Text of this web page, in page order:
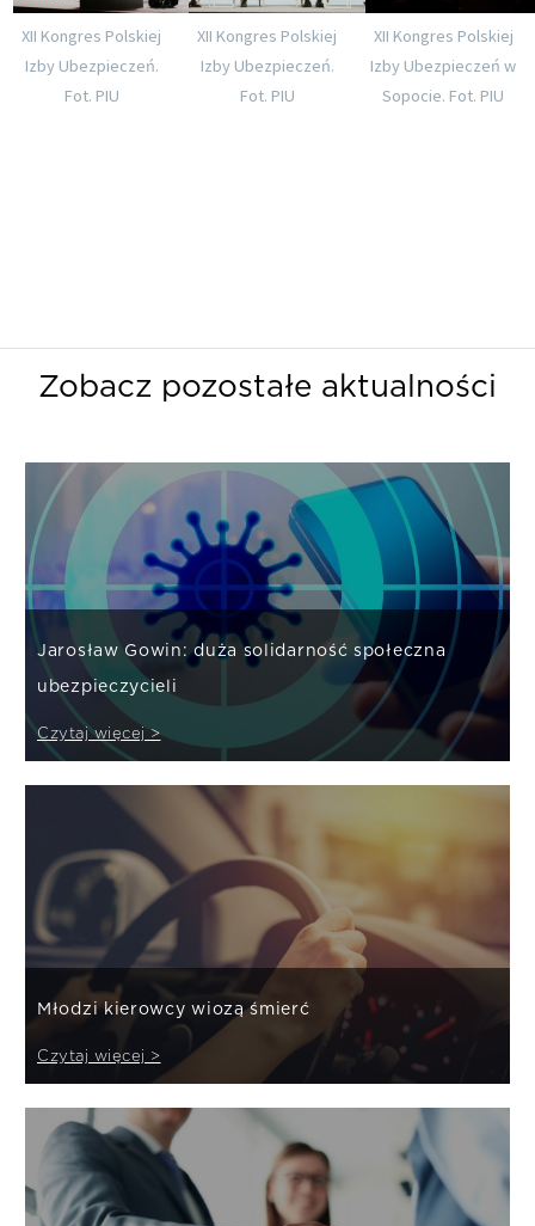
XII Kongres Polskiej
Izby Ubezpieczeń.
Fot. PIU
XII Kongres Polskiej
Izby Ubezpieczeń.
Fot. PIU
XII Kongres Polskiej
Izby Ubezpieczeń w
Sopocie. Fot. PIU
Zobacz pozostałe aktualności
Jarosław Gowin: duża solidarność społeczna
ubezpieczycieli
Czytaj więcej >
Młodzi kierowcy wiozą śmierć
Czytaj więcej >